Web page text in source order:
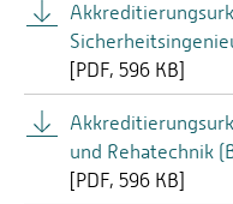
PDF 596 KB]
und Rehatechnik
PDF 596 KB]